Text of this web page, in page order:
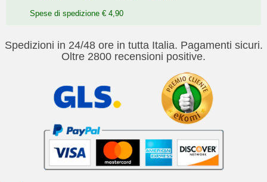
Spese di spedizione € 4,90
Spedizioni in 24/48 ore in tutta Italia. Pagamenti sicuri.
Oltre 2800 recensioni positive.